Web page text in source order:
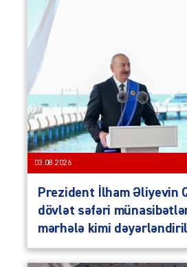
03.08.2026
Prezident İlham Əliyevin
dövlət səfəri
mərhələ kimi